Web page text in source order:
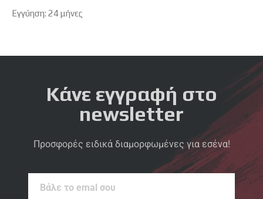
Εγγύηση: 24 μήνες
Κάνε εγγραφή στο
newsletter
Προσφορές ειδικά διαμορφωμένες για εσένα!